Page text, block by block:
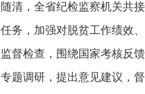
随清，全省纪检监察机关共
任务，加强对脱贫工作绩效
监督检查，围绕国家考核反
专题调研，提出意见建议，